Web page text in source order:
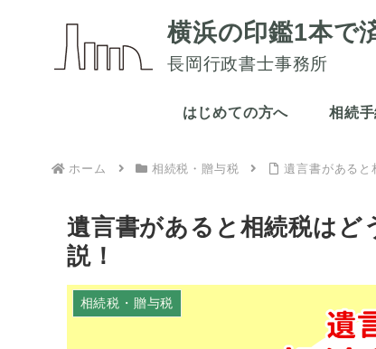
横浜の印鑑1本で
長岡行政書士事務所
はじめての方へ 相続
ホーム 相続税・贈与税 遺言書があると
遺言書があると相続税はど
説！
相続税・贈与税